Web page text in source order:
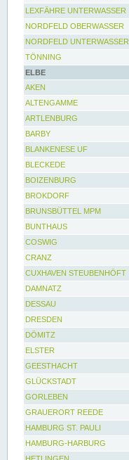
LEXFÄHRE UNTERWASSER
NORDFELD OBERWASSER
NORDFELD UNTERWASSER
TÖNNING
ELBE
AKEN
ALTENGAMME
ARTLENBURG
BARBY
BLANKENESE UF
BLECKEDE
BOIZENBURG
BROKDORF
BRUNSBÜTTEL MPM
BUNTHAUS
COSWIG
CRANZ
CUXHAVEN STEUBENHÖFT
DAMNATZ
DESSAU
DRESDEN
DÖMITZ
ELSTER
GEESTHACHT
GLÜCKSTADT
GORLEBEN
GRAUERORT REEDE
HAMBURG ST. PAULI
HAMBURG-HARBURG